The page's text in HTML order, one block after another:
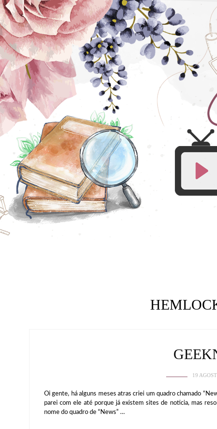
19
Oi gente, há alguns meses atras criei um quadro chamado
parei com ele até porque já existem sites de noticia, mas
nome do quadro de “News” …